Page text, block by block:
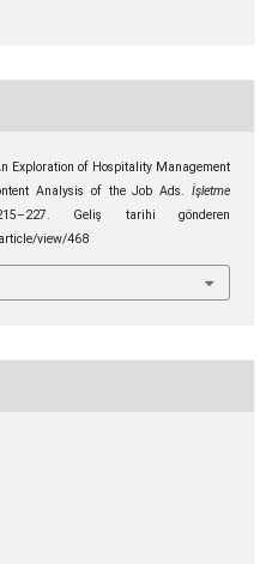
Exploration of Hospitality Management
Analysis of the Job Ads.İşletme
Geliş tarihi gönderen
view/468